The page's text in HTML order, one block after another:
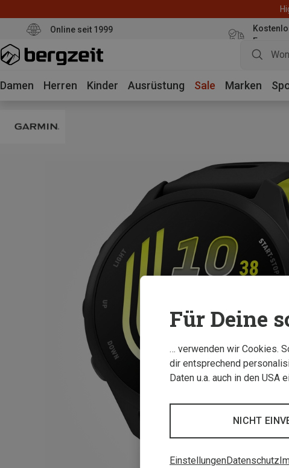
Online seit 1999
Euro
Damen Herren Kinder Ausrüstung Sale Marken
Für Deine
… verwenden wir Cookies.
dir entsprechend
Daten u.a. auch in den
NICHT
EinstellungenDatenschutz